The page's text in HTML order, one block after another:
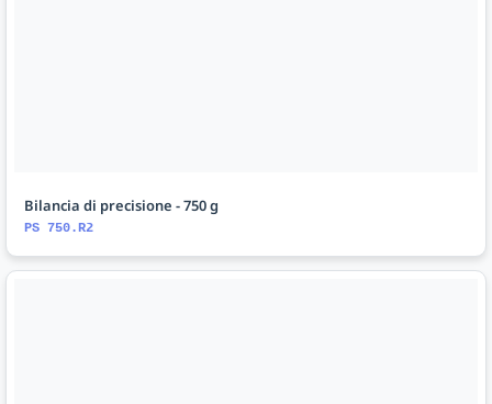
Bilancia di precisione - 750 g
PS 750.R2